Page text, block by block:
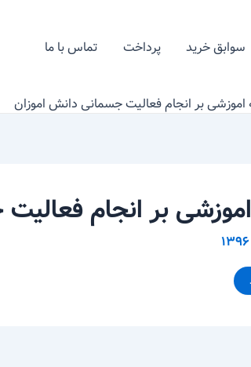
سوابق خرید پرداخت تماس با ما
اموزشی بر انجام فعالیت جسمانی دانش اموزان
بر انجام